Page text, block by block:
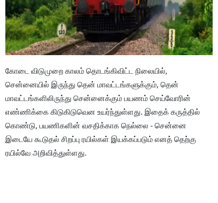
கோடை விடுமுறை காலம் தொடங்கிவிட்ட நிலையில்,
சென்னையில் இருந்து தென் மாவட்டங்களுக்கும், தென்
மாவட்டங்களிலிருந்து சென்னைக்கும் பயணம் செய்வோரின்
எண்ணிக்கை கிடுகிடுவென உயர்ந்துள்ளது. இதைக் கருத்தில்
கொண்டு, பயணிகளின் வசதிக்காக நெல்லை - சென்னை
இடையே கூடுதல் சிறப்பு ரயில்கள் இயக்கப்படும் எனத் தெற்கு
ரயில்வே அறிவித்துள்ளது.